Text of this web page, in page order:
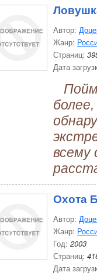
Автор:
Жанр:
Страниц:
Дата
всему
Охота
Автор:
Жанр:
Год: 2003
Страниц:
Дата